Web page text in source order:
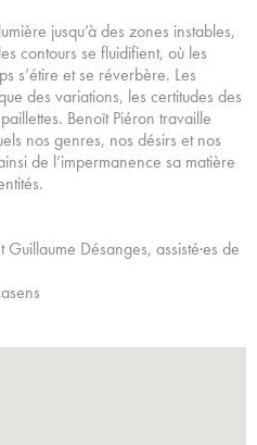
jusqu’à des zones instables,
contours se fluidifient, où les
s’étire et se réverbère. Les
des variations, les certitudes des
Benoît Piéron travaille
nos genres, nos désirs et nos
de l’impermanence sa matière
Guillaume Désanges, assisté·es de